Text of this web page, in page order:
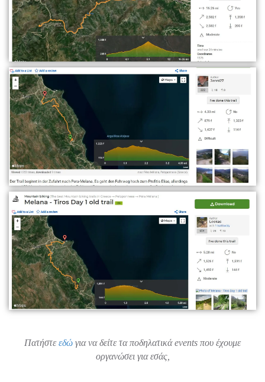
Πατήστεεδώ για να δείτε τα ποδηλατικά events που έχουμε
οργανώσει για εσάς,